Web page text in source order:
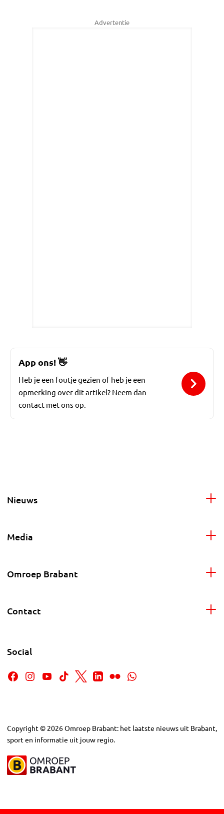
Advertentie
App ons!👋
Heb je een foutje gezien of heb je een
opmerking over dit artikel? Neem dan
contact met ons op.
Nieuws
Media
Omroep Brabant
Contact
Social
Copyright © 2026Omroep Brabant: het laatste nieuws uit Brabant,
sport en informatie uit jouw regio.